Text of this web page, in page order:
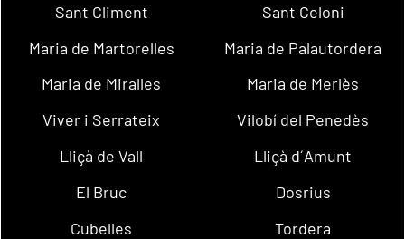
Sant Climent
Sant Celoni
Maria de Martorelles
Maria de Palautordera
Maria de Miralles
Maria de Merlès
Viver i Serrateix
Vilobí del Penedès
Lliçà de Vall
Lliçà d´Amunt
El Bruc
Dosrius
Cubelles
Tordera